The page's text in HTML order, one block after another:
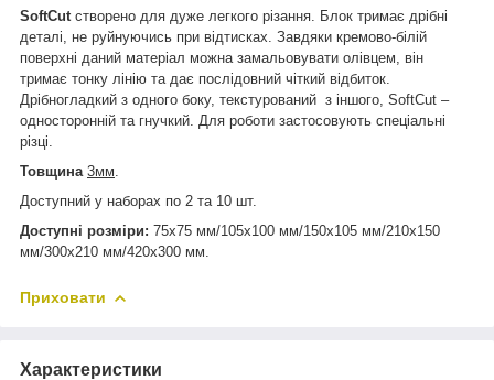
SoftCut створено для дуже легкого різання. Блок тримає дрібні
деталі, не руйнуючись при відтисках. Завдяки кремово-білій
поверхні даний матеріал можна замальовувати олівцем, він
тримає тонку лінію та дає послідовний чіткий відбиток.
Дрібногладкий з одного боку, текстурований з іншого, SoftCut –
односторонній та гнучкий. Для роботи застосовують спеціальні
різці.
Товщина 3мм
Доступний у наборах по 2 та 10 шт.
Доступні розміри: 75х75 мм/105х100 мм/150х105 мм/210х150
мм/300х210 мм/420х300 мм.
Приховати
Характеристики